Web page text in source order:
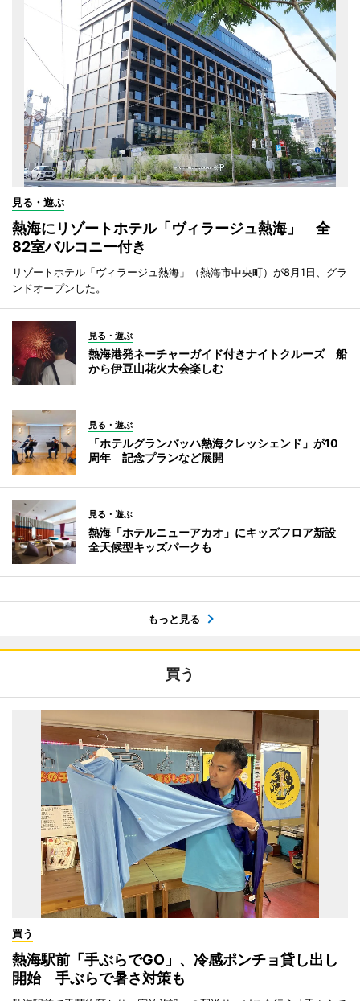
見る・遊ぶ
熱海にリゾートホテル「ヴィラージュ熱海」 全
82室バルコニー付き
リゾートホテル「ヴィラージュ熱海」（熱海市中央町）が8月1日、グラ
ンドオープンした。
見る・遊ぶ
熱海港発ネーチャーガイド付きナイトクルーズ 船
から伊豆山花火大会楽しむ
見る・遊ぶ
「ホテルグランバッハ熱海クレッシェンド」が10
周年 記念プランなど展開
見る・遊ぶ
熱海「ホテルニューアカオ」にキッズフロア新設
全天候型キッズパークも
もっと見る
買う
買う
熱海駅前「手ぶらでGO」、冷感ポンチョ貸し出し
開始 手ぶらで暑さ対策も